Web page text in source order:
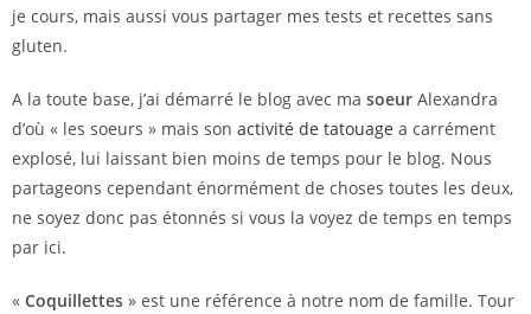
je cours, mais aussi vous partager mes tests et recettes sans
gluten.
A la toute base, j’ai démarré le blog avec ma soeur Alexandra
d’où « les soeurs » mais son activité de tatouage a carrément
explosé, lui laissant bien moins de temps pour le blog. Nous
partageons cependant énormément de choses toutes les deux,
ne soyez donc pas étonnés si vous la voyez de temps en temps
par ici.
« Coquillettes » est une référence à notre nom de famille. Tour